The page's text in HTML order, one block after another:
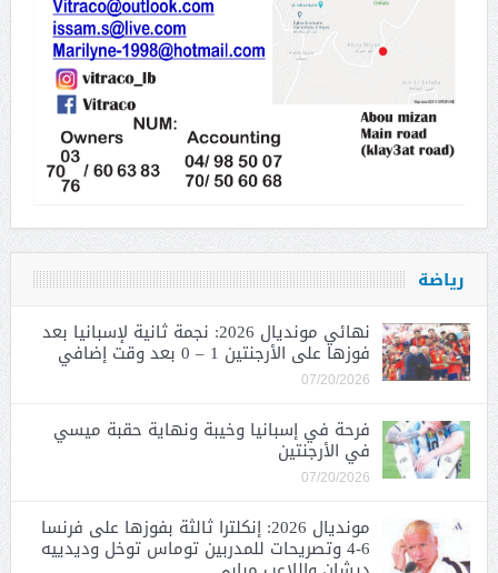
رياضة
نهائي مونديال 2026: نجمة ثانية لإسبانيا بعد
فوزها على الأرجنتين 1 – 0 بعد وقت إضافي
07/20/2026
فرحة في إسبانيا وخيبة ونهاية حقبة ميسي
في الأرجنتين
07/20/2026
مونديال 2026: إنكلترا ثالثة بفوزها على فرنسا
6-4 وتصريحات للمدربين توماس توخل وديدييه